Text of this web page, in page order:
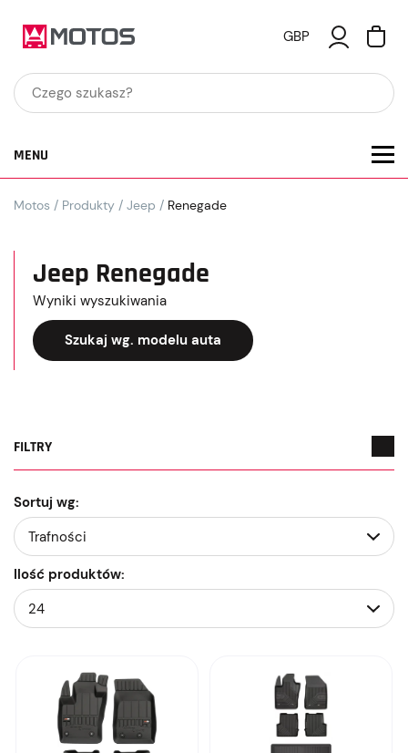
GBP
MENU
Motos / Produkty / Jeep / Renegade
Jeep Renegade
Wyniki wyszukiwania
Szukaj wg. modelu auta
FILTRY
Ilość produktów:
Sortuj wg: